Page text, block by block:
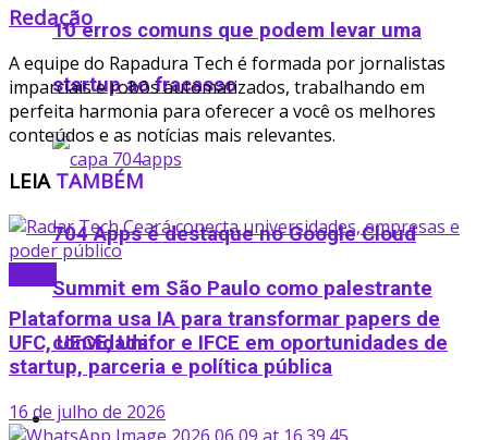
10 erros comuns que podem levar uma
startup ao fracasso
704 Apps é destaque no Google Cloud
Summit em São Paulo como palestrante
convidada
Podcast
Redação
A equipe do Rapadura Tech é formada por jornalistas
imparciais e robôs automatizados, trabalhando em
perfeita harmonia para oferecer a você os melhores
conteúdos e as notícias mais relevantes.
LEIA TAMBÉM
Plataforma usa IA para transformar papers de
UFC, UECE, Unifor e IFCE em oportunidades de
startup, parceria e política pública
16 de julho de 2026